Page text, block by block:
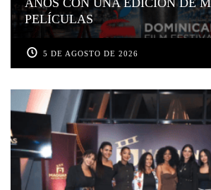
AÑOS CON UNA EDICIÓN DE
PELÍCULAS
5 DE AGOSTO DE 2026